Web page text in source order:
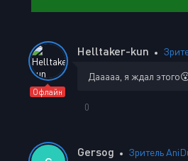
Офлайн
Helltaker-kun
Дааааа, я ждал
0
Gersog Зритель